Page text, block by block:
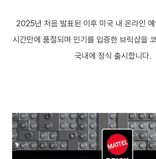
2025년 처음 발표된 이후 미국 내 온라인
시간만에 품절되며 인기를 입증한 브릭샵을
국내에 정식 출시합니다.